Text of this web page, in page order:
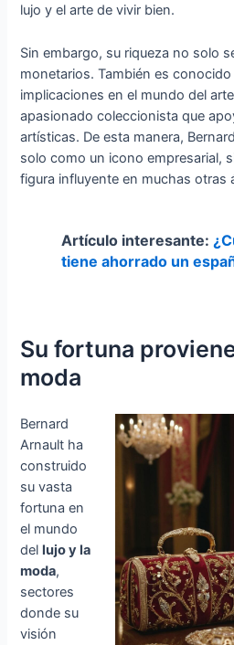
lujo y el arte de vivir bien.
Sin embargo, su riqueza no solo
monetarios. También es
implicaciones en el mundo del
apasionado coleccionista que
artísticas. De esta manera,
solo como un icono empresarial,
figura influyente en muchas otras
Artículo interesante:
tiene ahorrado un
Su fortuna
moda
Bernard
Arnault ha
construido
su vasta
fortuna en
el mundo
dellujo y la
moda,
sectores
donde su
visión